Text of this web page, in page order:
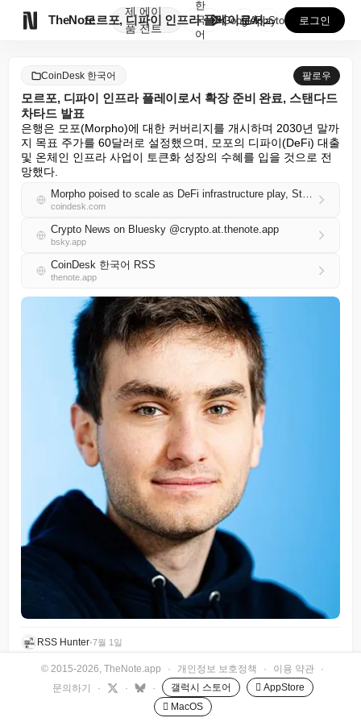
TheNote
제
품
에이
전트
모르포, 디파이 인프라 플레이로서 확장 준비 완료, 스...
한
국
어
GooglePlay
AppStore 로그인
CoinDesk 한국어 팔로우
모르포, 디파이 인프라 플레이로서 확장 준비 완료, 스탠다드
차타드 발표
은행은 모포(Morpho)에 대한 커버리지를 개시하며 2030년 말까
지 목표 주가를 60달러로 설정했으며, 모포의 디파이(DeFi) 대출
및 온체인 인프라 사업이 토큰화 성장의 수혜를 입을 것으로 전
망했다.
Morpho poised to scale as DeFi infrastructure play, Standard Chartered says
coindesk.com
Crypto News on Bluesky @crypto.at.thenote.app
bsky.app
CoinDesk 한국어 RSS
thenote.app
RSS Hunter•7월 1일
© 2015-2026, TheNote.app · 개인정보 보호정책 · 이용 약관
·
문의하기
· · · 갤럭시 스토어
 AppStore
 MacOS